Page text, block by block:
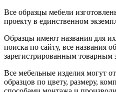
Все образцы мебели
проекту в единственном
Образцы имеют названия для
поиска по сайту, все названия
зарегистрированным товарным
Все мебельные изделия могут
образцов по цвету, размеру,